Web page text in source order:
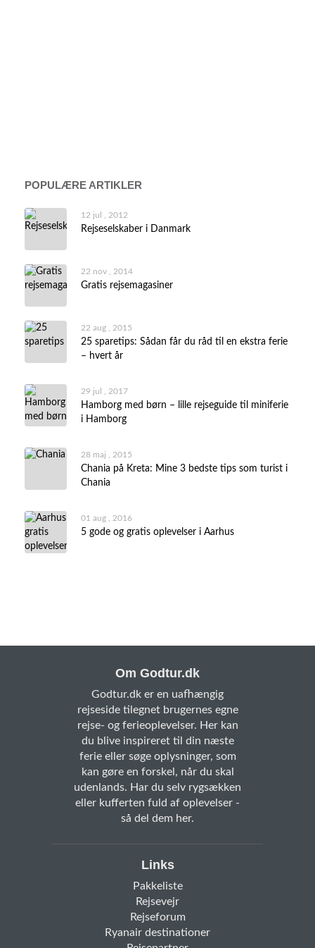
POPULÆRE ARTIKLER
12 jul , 2012
Rejseselskaber i Danmark
22 nov , 2014
Gratis rejsemagasiner
22 aug , 2015
25 sparetips: Sådan får du råd til en ekstra ferie
– hvert år
29 jul , 2017
Hamborg med børn – lille rejseguide til miniferie
i Hamborg
28 maj , 2015
Chania på Kreta: Mine 3 bedste tips som turist i
Chania
01 aug , 2016
5 gode og gratis oplevelser i Aarhus
Om Godtur.dk
Godtur.dk er en uafhængig
rejseside tilegnet brugernes egne
rejse- og ferieoplevelser. Her kan
du blive inspireret til din næste
ferie eller søge oplysninger, som
kan gøre en forskel, når du skal
udenlands. Har du selv rygsækken
eller kufferten fuld af oplevelser -
så del dem her.
Links
Pakkeliste
Rejsevejr
Rejseforum
Ryanair destinationer